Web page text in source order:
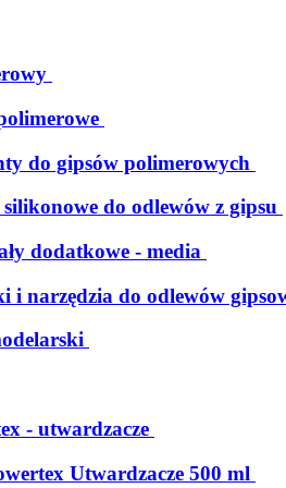
do gipsów polimerowych
do odlewów z gipsu
dodatkowe - media
i narzędzia do odlewów
- utwardzacze
Utwardzacze 500 ml